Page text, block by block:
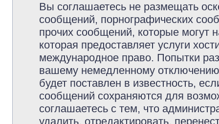
Вы соглашаетесь не размещать
сообщений, порнографических
прочих сообщений, которые могут
которая предоставляет услуги
международное право. Попытки
вашему немедленному
будет поставлен в известность,
сообщений сохраняются для
соглашаетесь с тем, что
удалить, отредактировать,